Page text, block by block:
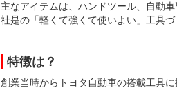
主なアイテムは、ハンドツール、自動車
社是の「軽くて強くて使いよい」工具
特徴は？
創業当時からトヨタ自動車の搭載工具